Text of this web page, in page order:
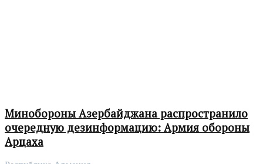
Минобороны Азербайджана распространило
очередную дезинформацию: Армия обороны
Арцаха